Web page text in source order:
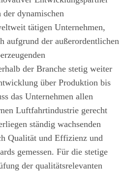
dynamischen
tätigen Unternehmen,
aufgrund der außerordentlichen
der Branche stetig weiter
über Produktion bis
das Unternehmen allen
Luftfahrtindustrie gerecht
ständig wachsenden
Qualität und Effizienz und
gemessen. Für die stetige
der qualitätsrelevanten